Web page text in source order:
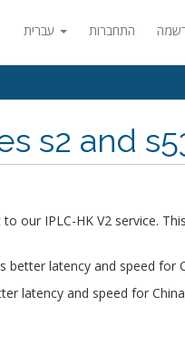
התחברות
s2 and
our IPLC-HK V2 service.
latency and speed for
latency and speed for